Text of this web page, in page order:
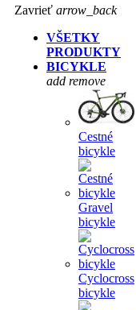
Zavrieť arrow_back
VŠETKY
PRODUKTY
BICYKLE
add remove
Cestné
bicykle
Gravel
bicykle
Cyclocross
bicykle